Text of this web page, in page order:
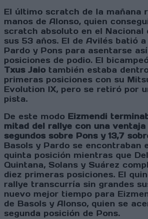
El último scratch de la mañana
manos de Alonso, quien
scratch absoluto en el Nacional
sus 53 años. El de Avilés batió a
Pardo y Pons para asentarse
posiciones de podio. El
Txus Jaio también estaba
primeras posiciones con su
Evolution IX, pero se retiró por
pista.
De este modo Eizmendi
mitad del rallye con una ventaja
segundos sobre Pons y 13,7
Basols y Pardo se encontraban
quinta posición mientras que
Quintana, Solans y Suárez
diez primeras posiciones. El
rallye transcurría sin grandes
nuevo mejor tiempo para
de Basols y Alonso, quien se
segunda posición de Pons.